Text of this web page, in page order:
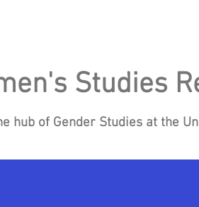
Studies
hub of Gender Studies at the